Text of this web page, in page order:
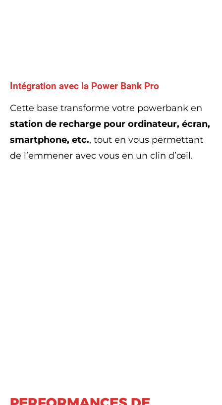
Intégration avec la Power Bank Pro
Cette base transforme votre powerbank en
station de recharge pour ordinateur, écran,
smartphone, etc., tout en vous permettant
de l’emmener avec vous en un clin d’œil.